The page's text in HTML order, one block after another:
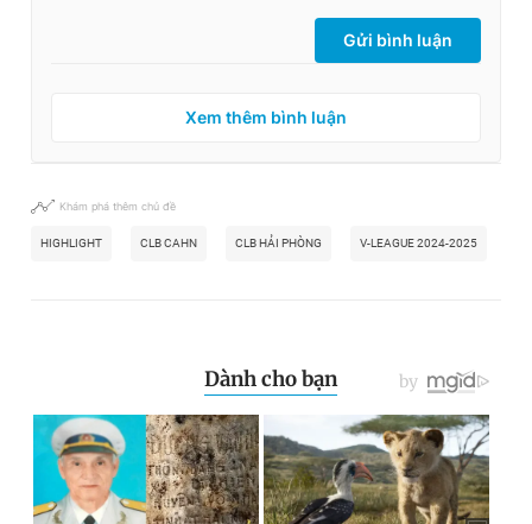
Gửi bình luận
Xem thêm bình luận
Khám phá thêm chủ đề
HIGHLIGHT CLB CAHN CLB HẢI PHÒNG V-LEAGUE 2024-2025